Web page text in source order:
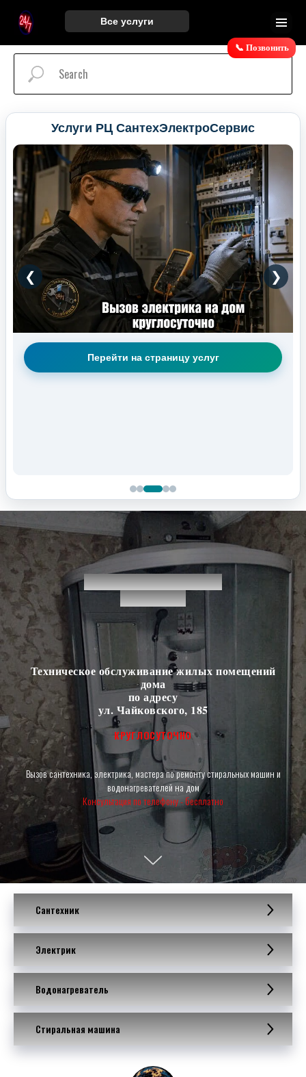
Все услуги
Стиральные машины
📞 Позвонить
Услуги РЦ СантехЭлектроСервис
❮ ❯
СантехЭлектроСервис
Челябинск
Техническое обслуживание жилых помещений
дома
по адресу
ул. Чайковского, 185
сантехник, электрик
КРУГЛОСУТОЧНО
Вызов сантехника, электрика, мастера по ремонту стиральных машин и
водонагревателей на дом
Консультация по телефону - бесплатно
Сантехник
Электрик
Водонагреватель
Стиральная машина